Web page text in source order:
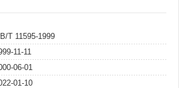
T 11595-1999
11-11
06-01
01-10